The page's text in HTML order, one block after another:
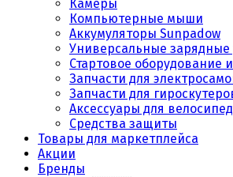
Камеры
Компьютерные мыши
Аккумуляторы Sunpadow
Универсальные зарядные
Стартовое оборудование
Запчасти для
Запчасти для
Аксессуары для
Средства защиты
Товары для маркетплейса
Акции
Бренды